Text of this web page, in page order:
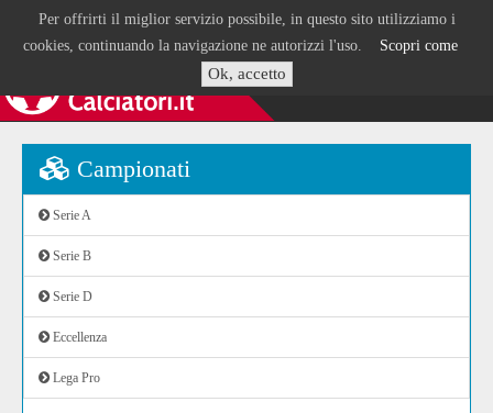
Per offrirti il miglior servizio possibile, in questo sito utilizziamo i
cookies, continuando la navigazione ne autorizzi l'uso. Scopri come
Ok, accetto
Campionati
Serie A
Serie B
Serie D
Eccellenza
Lega Pro